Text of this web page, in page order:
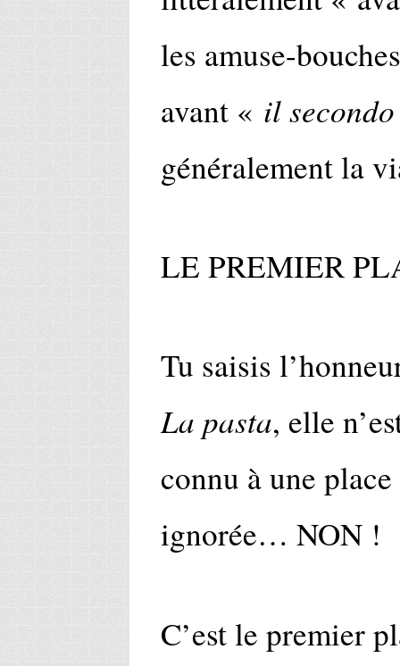
les amuse-
avant « il secondo
généralement la
LE PREMIER
Tu saisis
La pasta, elle
connu à une
ignorée… NON !
C’est le premier